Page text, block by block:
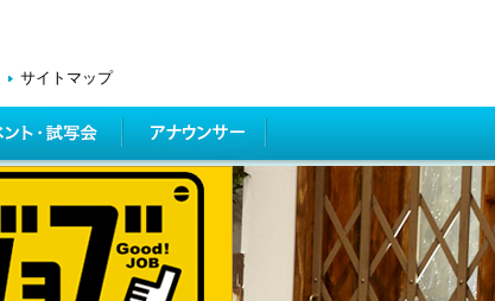
サイトマップ